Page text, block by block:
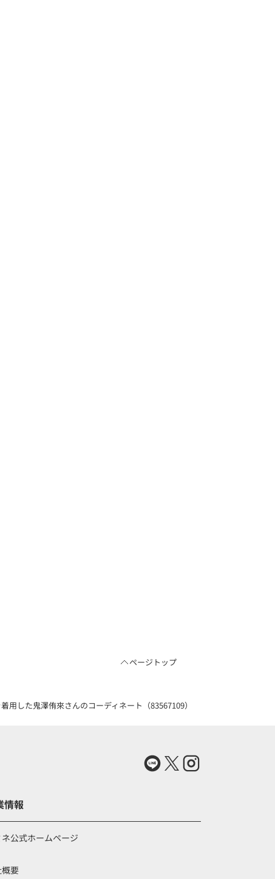
ページトップ
した鬼澤侑來さんのコーディネート（83567109）
情報
ネ公式ホームページ
要